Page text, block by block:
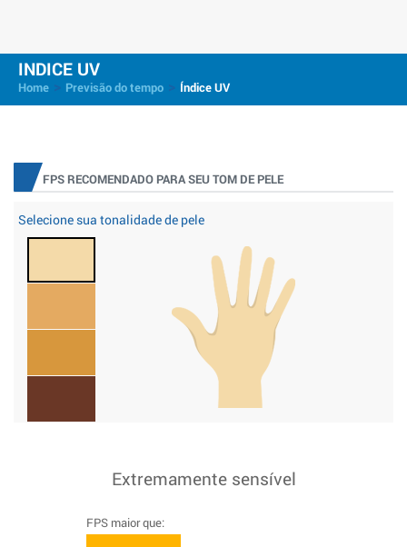
INDICE UV
Home Previsão do tempo Índice UV
FPS RECOMENDADO PARA SEU TOM DE PELE
Selecione sua tonalidade de pele
Extremamente sensível
FPS maior que: